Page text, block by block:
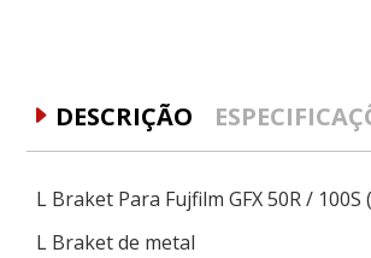
DESCRIÇÃO
L Braket Para Fujfilm GFX 50R / 100S
L Braket de metal